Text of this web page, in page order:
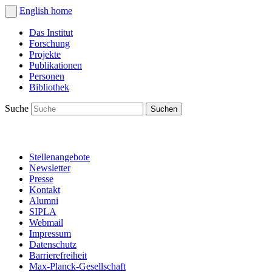
English home
Das Institut
Forschung
Projekte
Publikationen
Personen
Bibliothek
Suche
Stellenangebote
Newsletter
Presse
Kontakt
Alumni
SIPLA
Webmail
Impressum
Datenschutz
Barrierefreiheit
Max-Planck-Gesellschaft